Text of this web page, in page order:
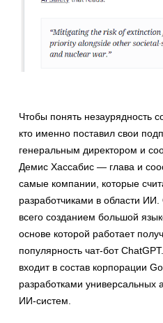
Чтобы понять незаурядность
кто именно поставил свои
генеральным директором и
Демис Хассабис — глава и
самые компании, которые
разработчиками в области
всего созданием большой
основе которой работает
популярность чат-бот
входит в состав корпорации
разработками универсальных
ИИ-систем.